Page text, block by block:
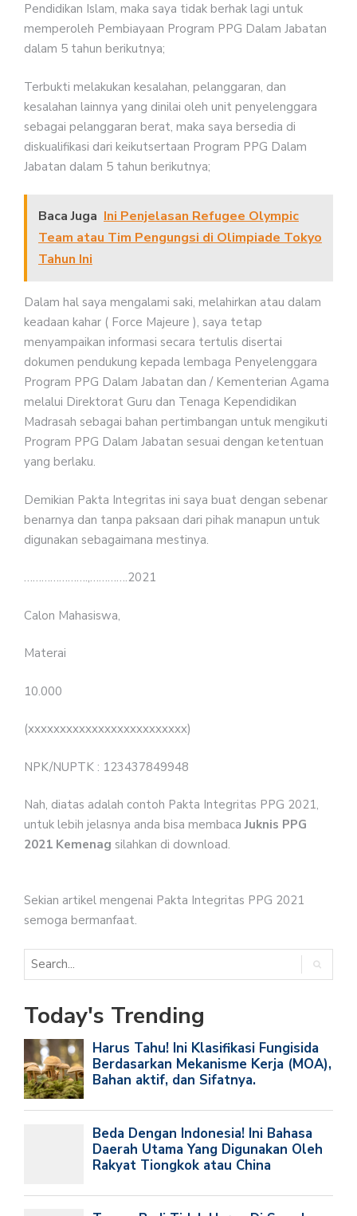
Pendidikan Islam, maka saya tidak berhak lagi untuk
memperoleh Pembiayaan Program PPG Dalam Jabatan
dalam 5 tahun berikutnya;
Terbukti melakukan kesalahan, pelanggaran, dan
kesalahan lainnya yang dinilai oleh unit penyelenggara
sebagai pelanggaran berat, maka saya bersedia di
diskualifikasi dari keikutsertaan Program PPG Dalam
Jabatan dalam 5 tahun berikutnya;
Baca Juga Ini Penjelasan Refugee Olympic
Team atau Tim Pengungsi di Olimpiade Tokyo
Tahun Ini
Dalam hal saya mengalami saki, melahirkan atau dalam
keadaan kahar ( Force Majeure ), saya tetap
menyampaikan informasi secara tertulis disertai
dokumen pendukung kepada lembaga Penyelenggara
Program PPG Dalam Jabatan dan / Kementerian Agama
melalui Direktorat Guru dan Tenaga Kependidikan
Madrasah sebagai bahan pertimbangan untuk mengikuti
Program PPG Dalam Jabatan sesuai dengan ketentuan
yang berlaku.
Demikian Pakta Integritas ini saya buat dengan sebenar
benarnya dan tanpa paksaan dari pihak manapun untuk
digunakan sebagaimana mestinya.
………………….,………….2021
Calon Mahasiswa,
Materai
10.000
(xxxxxxxxxxxxxxxxxxxxxxxxx)
NPK/NUPTK : 123437849948
Nah, diatas adalah contoh Pakta Integritas PPG 2021,
untuk lebih jelasnya anda bisa membacaJuknis PPG
2021 Kemenag silahkan di download.
Sekian artikel mengenai Pakta Integritas PPG 2021
semoga bermanfaat.
Today's Trending